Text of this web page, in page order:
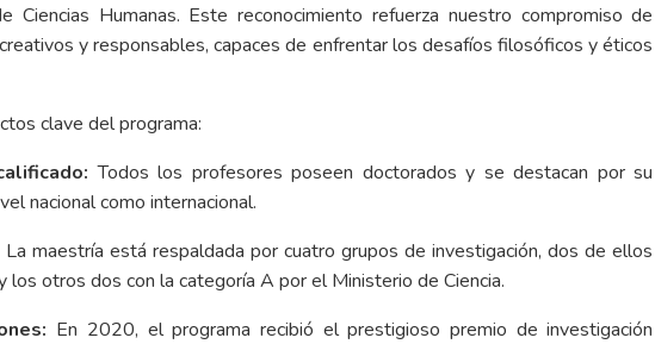
Ciencias Humanas. Este reconocimiento refuerza nuestro compromiso de
y responsables, capaces de enfrentar los desafíos filosóficos y éticos
clave del programa:
Todos los profesores poseen doctorados y se destacan por su
nacional como internacional.
La maestría está respaldada por cuatro grupos de investigación, dos de ellos
los otros dos con la categoría A por el Ministerio de Ciencia.
En 2020, el programa recibió el prestigioso premio de investigación